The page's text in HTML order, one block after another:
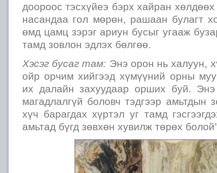
доороос тэсхүйеэ бэрх хайран
насандаа гол мөрөн, рашаан булагт
өмд цамц зэрэг ариун бусыг угааж
тамд зовлон эдлэх бөлгөө.
Хэсэг бусаг там: Энэ орон нь халуун,
ойр орчим хийгээд хүмүүний орны
их далайн захуудаар орших буй.
магадлалгүй боловч тэдгээр амьтдын
хүч барагдах хүртэл уг тамд
амьтад бүгд зөвхөн хувилж төрөх